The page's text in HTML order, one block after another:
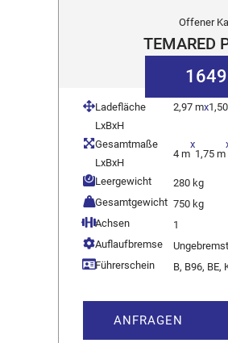
Offener
TEMARED
Ladefläche
LxBxH
2,97 mx
Gesamtmaße
LxBxH
4 m
x
1,75 m
Leergewicht
280 kg
Gesamtgewicht 750 kg
Achsen
1
Auflaufbremse
Ungebremst
Führerschein
B, B96, BE,
ANFRAGEN